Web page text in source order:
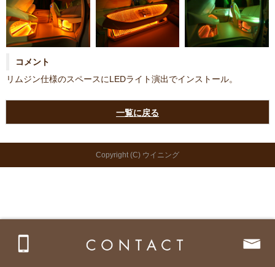
コメント
リムジン仕様のスペースにLEDライト演出でインストール。
一覧に戻る
Copyright (C) ウイニング